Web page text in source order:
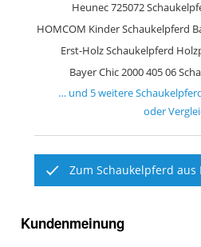
Heunec 725072
Bayer Chic 2000 405 06
… und 5weitere
oder
Zum Schaukelpferd aus
Kundenmeinung